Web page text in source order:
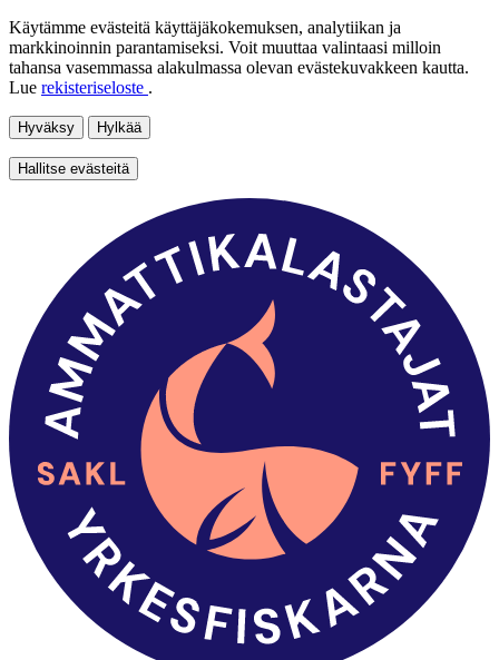
Käytämme evästeitä käyttäjäkokemuksen, analytiikan ja
markkinoinnin parantamiseksi. Voit muuttaa valintaasi milloin
tahansa vasemmassa alakulmassa olevan evästekuvakkeen kautta.
Lue rekisteriseloste .
Hyväksy Hylkää
Hallitse evästeitä